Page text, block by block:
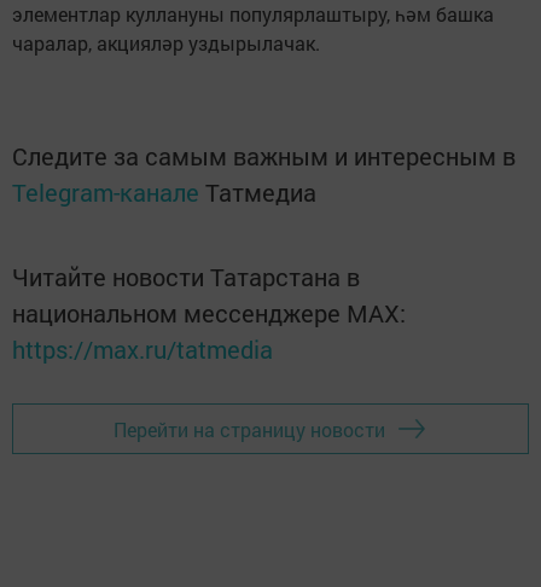
элементлар куллануны популярлаштыру, һәм башка
чаралар, акцияләр уздырылачак.
Следите за самым важным и интересным в
Telegram-канале Татмедиа
Читайте новости Татарстана в
национальном мессенджере MАХ:
https://max.ru/tatmedia
Перейти на страницу новости